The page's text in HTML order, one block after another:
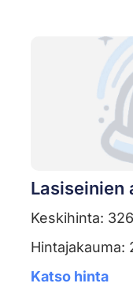
Lasiseinien
Keskihinta:
Hintajakauma:
Katso hinta